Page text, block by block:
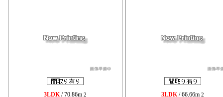
3LDK/ 70.86m 2 3LDK/ 66.66m 2